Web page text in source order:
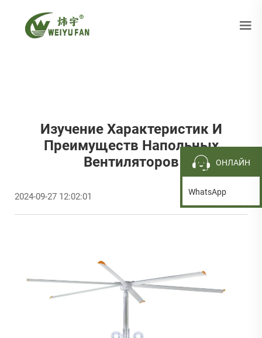
Изучение Характеристик И
Преимуществ Напольных
Вентиляторов
2024-09-27 12:02:01
ОНЛАЙН
WhatsApp